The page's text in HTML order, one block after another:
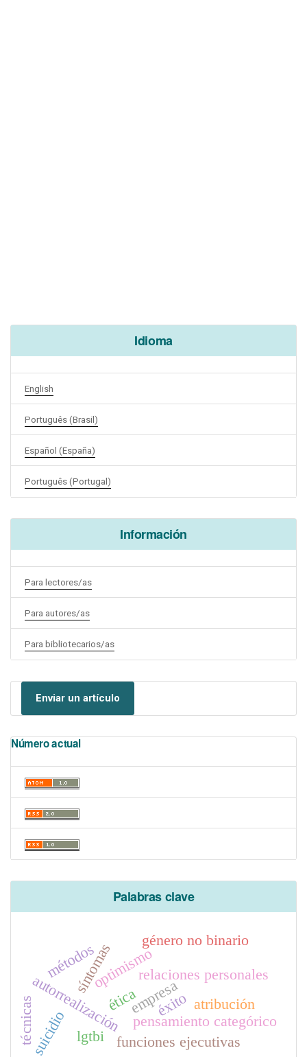
Idioma
English
Português (Brasil)
Español (España)
Português (Portugal)
Información
Para lectores/as
Para autores/as
Para bibliotecarios/as
Enviar un artículo
Número actual
Palabras clave
funciones ejecutivas
pensamiento categórico
empresa
éxito
autorrealización relaciones personales
optimismo
síntomas
métodos
suicidio lgtbi
género no binario
técnicas ética atribución